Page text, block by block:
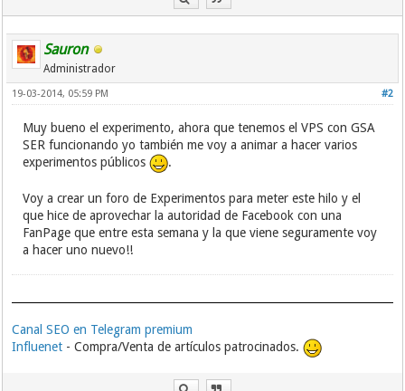
Sauron
Administrador
#2
19-03-2014, 05:59 PM
Muy bueno el experimento, ahora que tenemos el VPS con GSA
SER funcionando yo también me voy a animar a hacer varios
experimentos públicos
.
Voy a crear un foro de Experimentos para meter este hilo y el
que hice de aprovechar la autoridad de Facebook con una
FanPage que entre esta semana y la que viene seguramente voy
a hacer uno nuevo!!
Canal SEO en Telegram premium
Influenet - Compra/Venta de artículos patrocinados.